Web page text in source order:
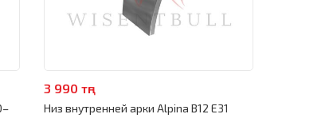
3 990 тңг
Низ внутренней арки Alpina B12 E31